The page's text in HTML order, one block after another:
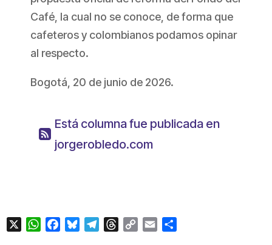
Café, la cual no se conoce, de forma que
cafeteros y colombianos podamos opinar
al respecto.
Bogotá, 20 de junio de 2026.
Está columna fue publicada en
jorgerobledo.com
WhatsApp
FacebookBlueskyTelegramThreads
Copy Email